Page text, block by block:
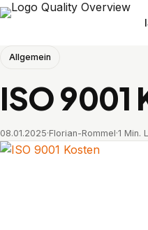
Allgemein
ISO 9001
08.01.2025·Florian-Rommel·1 Min.